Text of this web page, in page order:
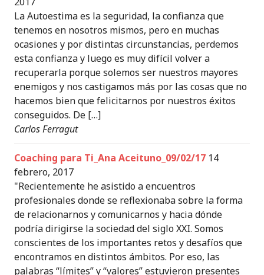
La Autoestima es la seguridad, la confianza que
tenemos en nosotros mismos, pero en muchas
ocasiones y por distintas circunstancias, perdemos
esta confianza y luego es muy difícil volver a
recuperarla porque solemos ser nuestros mayores
enemigos y nos castigamos más por las cosas que no
hacemos bien que felicitarnos por nuestros éxitos
conseguidos. De […]
Carlos Ferragut
Coaching para Ti_Ana Aceituno_09/02/17 14
febrero, 2017
"Recientemente he asistido a encuentros
profesionales donde se reflexionaba sobre la forma
de relacionarnos y comunicarnos y hacia dónde
podría dirigirse la sociedad del siglo XXI. Somos
conscientes de los importantes retos y desafíos que
encontramos en distintos ámbitos. Por eso, las
palabras “límites” y “valores” estuvieron presentes